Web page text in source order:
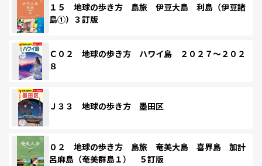
１５ 地球の歩き方 島旅 伊豆大島 利島（伊豆諸
島①）３訂版
Ｃ０２ 地球の歩き方 ハワイ島 ２０２７～２０２
８
Ｊ３３ 地球の歩き方 墨田区
０２ 地球の歩き方 島旅 奄美大島 喜界島 加計
呂麻島（奄美群島１） ５訂版